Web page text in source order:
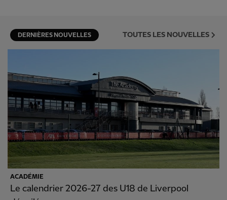
DERNIÈRES NOUVELLES TOUTES LES NOUVELLES
ACADÉMIE
Le calendrier 2026-27 des U18 de Liverpool